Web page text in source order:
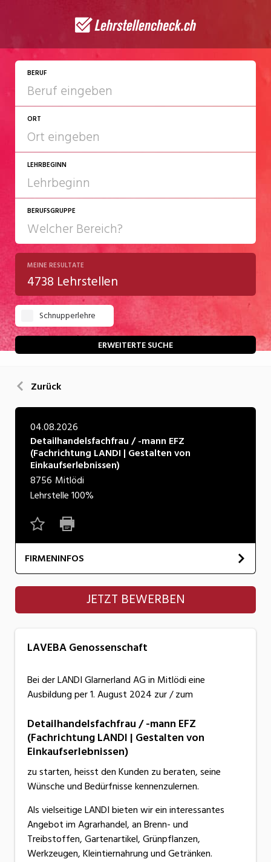
BERUF
ORT
LEHRBEGINN
2027
2028
BERUFSGRUPPE
Chemie/Pharma
Gastgewerbe
Gesundheit/Pflege/Soziales
Handwerk/Technik
Kultur
Natur
Verkehr/Logistik
Wirtschaft/Verwaltung
MEINE RESULTATE
4738 Lehrstellen
Schnupperlehre
ERWEITERTE SUCHE
Zurück
04.08.2026
Detailhandelsfachfrau / -mann EFZ
(Fachrichtung LANDI | Gestalten von
Einkaufserlebnissen)
8756 Mitlödi
Lehrstelle100%
FIRMENINFOS
LAVEBA Genossenschaft
JETZT BEWERBEN
LAVEBA Genossenschaft
Bei der LANDI Glarnerland AG in Mitlödi eine
Ausbildung per 1. August 2024 zur / zum
Detailhandelsfachfrau / -mann EFZ
(Fachrichtung LANDI | Gestalten von
Einkaufserlebnissen)
zu starten, heisst den Kunden zu beraten, seine
Wünsche und Bedürfnisse kennenzulernen.
Als vielseitige LANDI bieten wir ein interessantes
Angebot im Agrarhandel, an Brenn- und
Treibstoffen, Gartenartikel, Grünpflanzen,
Werkzeugen, Kleintiernahrung und Getränken.